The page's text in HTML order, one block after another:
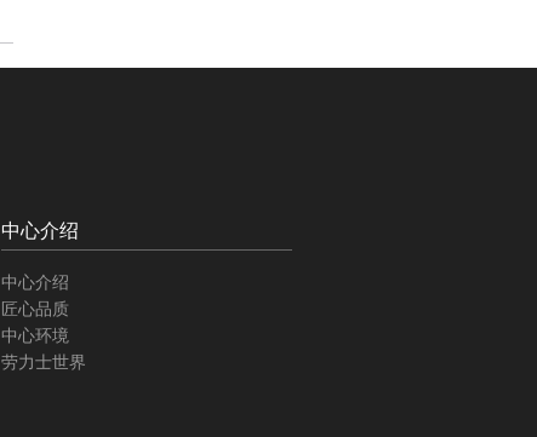
中心介绍
中心介绍
匠心品质
中心环境
劳力士世界